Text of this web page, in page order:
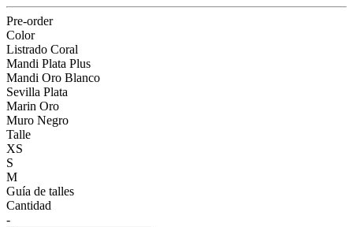
Pre-order
Color
Listrado Coral
Mandi Plata Plus
Mandi Oro Blanco
Sevilla Plata
Marin Oro
Muro Negro
Talle
XS
S
M
Guía de talles
Cantidad
-